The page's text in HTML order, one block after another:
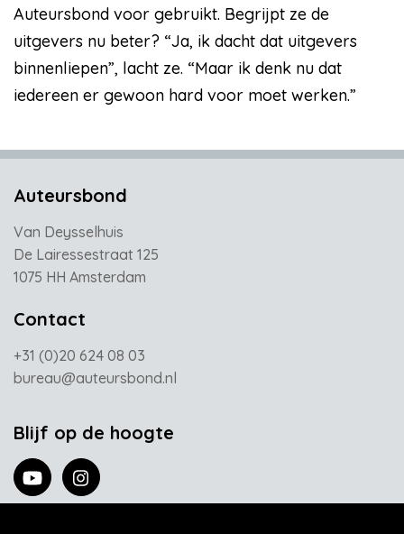
Auteursbond voor gebruikt. Begrijpt ze de
uitgevers nu beter? “Ja, ik dacht dat uitgevers
binnenliepen”, lacht ze. “Maar ik denk nu dat
iedereen er gewoon hard voor moet werken.”
Auteursbond
Van Deysselhuis
De Lairessestraat 125
1075 HH Amsterdam
Contact
+31 (0)20 624 08 03
bureau@auteursbond.nl
Blijf op de hoogte